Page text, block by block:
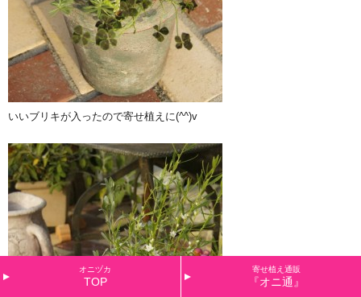
いいブリキが入ったので寄せ植えに(^^)v
オニヅカ
TOP
寄せ植え通販
『オニ通』